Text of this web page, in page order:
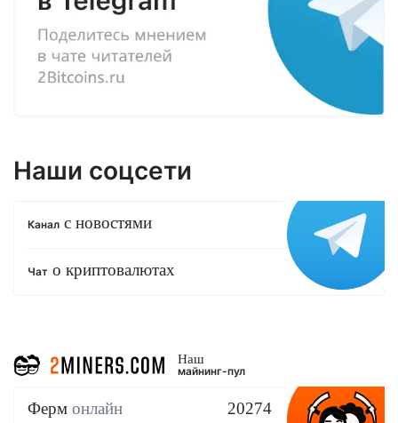
Наши соцсети
Канал с новостями
Чат о криптовалютах
Наш
майнинг-пул
Ферм онлайн 20274